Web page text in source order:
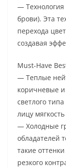
— Технология
брови). Эта
перехода
создавая
Must-Have
— Теплые
коричневые и
светлого
лицу
— Холодные
обладателей
такие
резкого